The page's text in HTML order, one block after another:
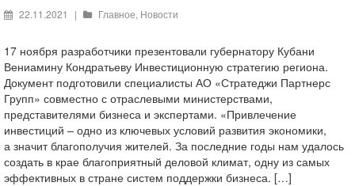
22.11.2021 | Главное, Новости
17 ноября разработчики презентовали губернатору Кубани
Вениамину Кондратьеву Инвестиционную стратегию региона.
Документ подготовили специалисты АО «Стратеджи Партнерс
Групп» совместно с отраслевыми министерствами,
представителями бизнеса и экспертами. «Привлечение
инвестиций – одно из ключевых условий развития экономики,
а значит благополучия жителей. За последние годы нам удалось
создать в крае благоприятный деловой климат, одну из самых
эффективных в стране систем поддержки бизнеса. […]